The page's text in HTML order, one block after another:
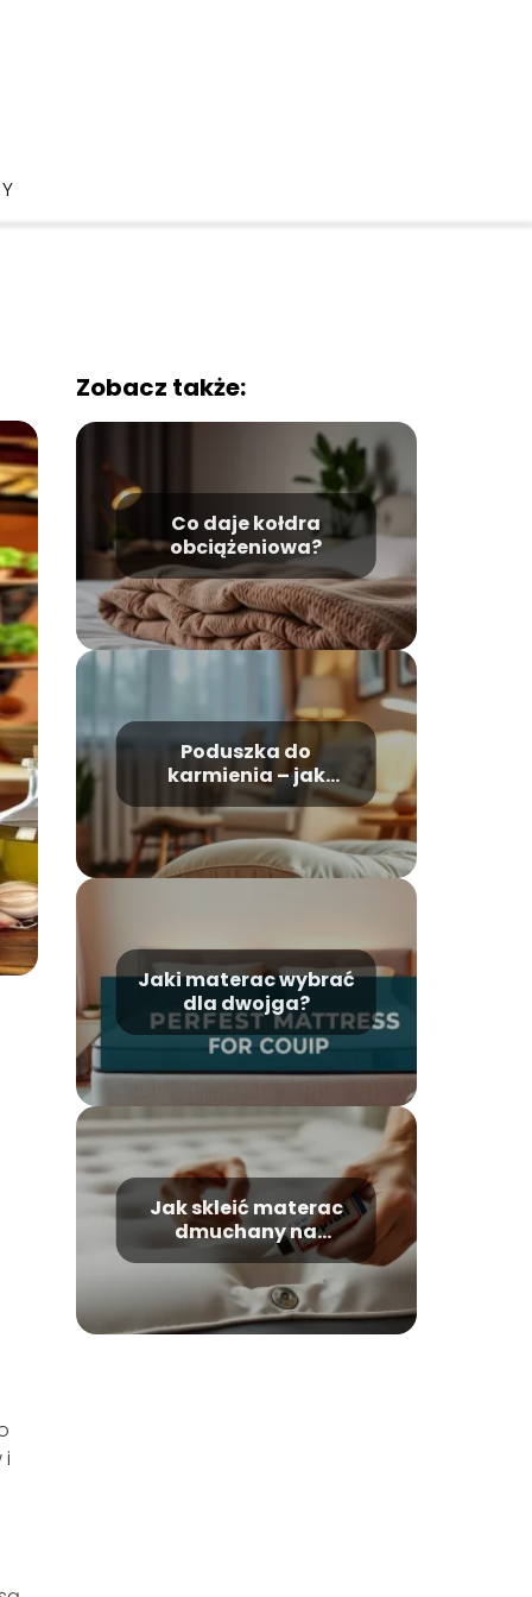
i
Zobacz także:
Co daje kołdra
obciążeniowa?
Poduszka do
karmienia – jak
używać?
Jaki materac wybrać
dla dwojga?
Jak skleić materac
dmuchany na
zgrzewie?